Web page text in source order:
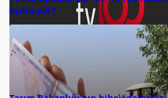
açılmıyor?